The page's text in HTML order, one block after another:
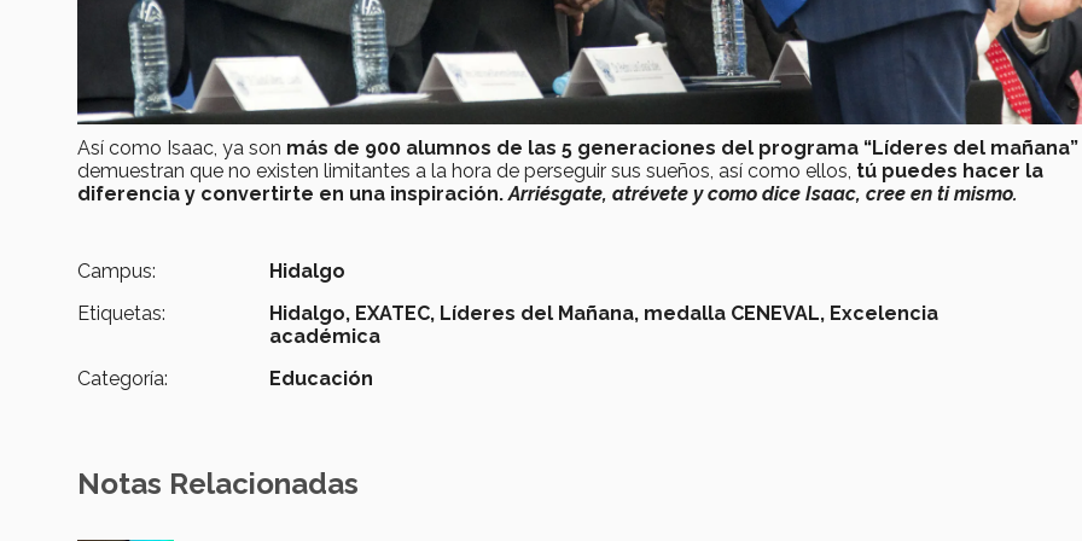
Así como Isaac, ya son más de 900 alumnos de las 5 generaciones del programa “Líderes del mañana”
demuestran que no existen limitantes a la hora de perseguir sus sueños, así como ellos, tú puedes hacer la
diferencia y convertirte en una inspiración. Arriésgate, atrévete y como dice Isaac, cree en ti mismo.
Campus:
Hidalgo
Etiquetas:
Hidalgo, EXATEC, Líderes del Mañana, medalla CENEVAL, Excelencia
académica
Categoría:
Educación
Notas Relacionadas